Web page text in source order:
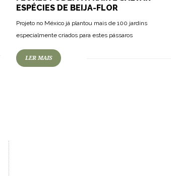
ESPÉCIES DE BEIJA-FLOR
Projeto no México já plantou mais de 100 jardins
especialmente criados para estes pássaros
LER MAIS